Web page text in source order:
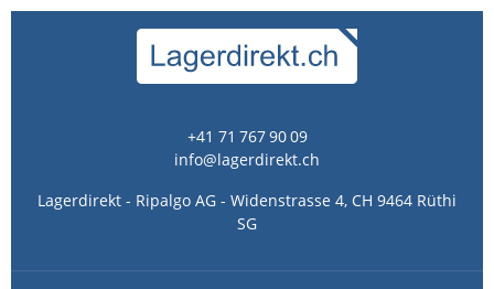
+41 71 767 90 09
info@lagerdirekt.ch
Lagerdirekt - Ripalgo AG - Widenstrasse 4, CH 9464 Rüthi
SG